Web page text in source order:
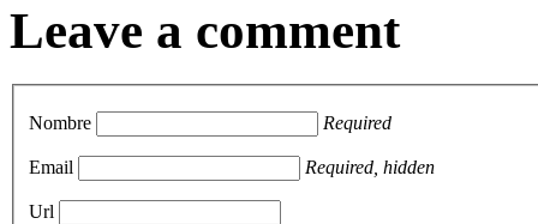
Leave a comment
Nombre Required
Email Required, hidden
Url